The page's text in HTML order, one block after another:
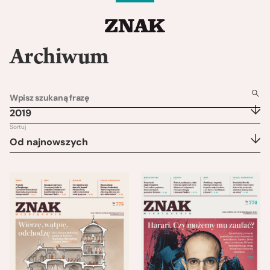
Archiwum
2019
Sortuj
Od najnowszych